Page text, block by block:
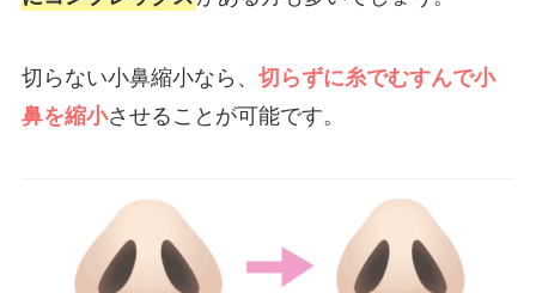
切らない小鼻縮小なら、 切らずに糸でむすんで小
鼻を縮小させることが可能です。